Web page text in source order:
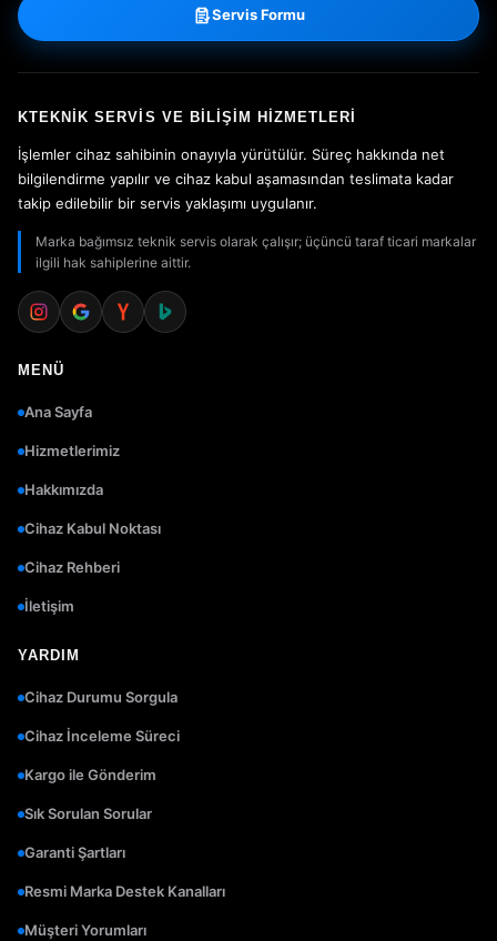
Servis Formu
KTEKNIK SERVIS VE BILIŞIM HIZMETLERI
İşlemler cihaz sahibinin onayıyla yürütülür. Süreç hakkında net
bilgilendirme yapılır ve cihaz kabul aşamasından teslimata kadar
takip edilebilir bir servis yaklaşımı uygulanır.
Marka bağımsız teknik servis olarak çalışır; üçüncü taraf ticari markalar
ilgili hak sahiplerine aittir.
MENÜ
Ana Sayfa
Hizmetlerimiz
Hakkımızda
Cihaz Kabul Noktası
Cihaz Rehberi
İletişim
YARDIM
Cihaz Durumu Sorgula
Cihaz İnceleme Süreci
Kargo ile Gönderim
Sık Sorulan Sorular
Garanti Şartları
Resmi Marka Destek Kanalları
Müşteri Yorumları